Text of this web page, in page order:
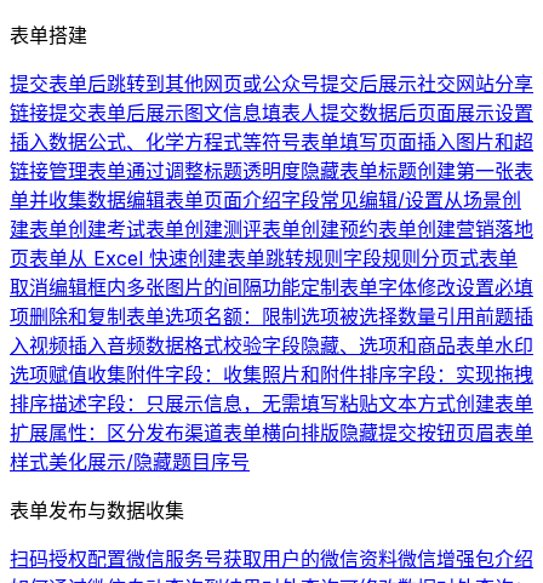
表单搭建
提交表单后跳转到其他网页或公众号提交后展示社交网站分享
链接提交表单后展示图文信息填表人提交数据后页面展示设置
插入数据公式、化学方程式等符号表单填写页面插入图片和超
链接管理表单通过调整标题透明度隐藏表单标题创建第一张表
单并收集数据编辑表单页面介绍字段常见编辑/设置从场景创
建表单创建考试表单创建测评表单创建预约表单创建营销落地
页表单从 Excel 快速创建表单跳转规则字段规则分页式表单
取消编辑框内多张图片的间隔功能定制表单字体修改设置必填
项删除和复制表单选项名额：限制选项被选择数量引用前题插
入视频插入音频数据格式校验字段隐藏、选项和商品表单水印
选项赋值收集附件字段：收集照片和附件排序字段：实现拖拽
排序描述字段：只展示信息，无需填写粘贴文本方式创建表单
扩展属性：区分发布渠道表单横向排版隐藏提交按钮页眉表单
样式美化展示/隐藏题目序号
表单发布与数据收集
扫码授权配置微信服务号获取用户的微信资料微信增强包介绍